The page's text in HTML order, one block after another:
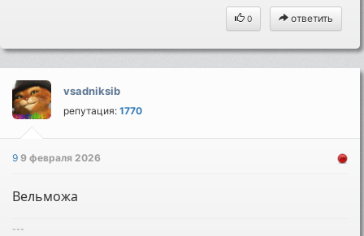
0 ответить
vsadniksib
репутация:1770
99 февраля 2026
Вельможа
---